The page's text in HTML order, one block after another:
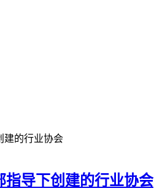
建的行业协会
指导下创建的行业协会